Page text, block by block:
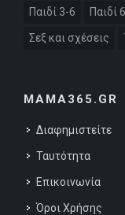
Παιδί 3-6 Παιδί
Σεξ και σχέσεις
MAMA365.GR
Διαφημιστείτε
Ταυτότητα
Επικοινωνία
Όροι Χρήσης